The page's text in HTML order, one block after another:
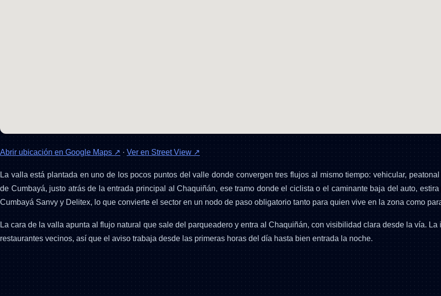
Abrir ubicación en Google Maps ↗ · Ver en Street View ↗
La valla está plantada en uno de los pocos puntos del valle donde convergen tres flujos al mismo tiempo: vehicular,
de Cumbayá, justo atrás de la entrada principal al Chaquiñán, ese tramo donde el ciclista o el caminante baja del auto,
Cumbayá Sanvy y Delitex, lo que convierte el sector en un nodo de paso obligatorio tanto para quien vive en la zona como
La cara de la valla apunta al flujo natural que sale del parqueadero y entra al Chaquiñán, con visibilidad clara desde la vía.
restaurantes vecinos, así que el aviso trabaja desde las primeras horas del día hasta bien entrada la noche.